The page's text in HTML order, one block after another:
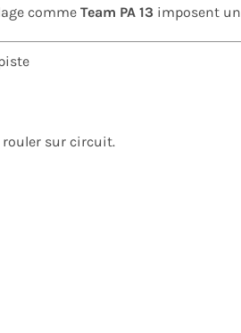
comme Team PA 13 imposent un
rouler sur circuit.